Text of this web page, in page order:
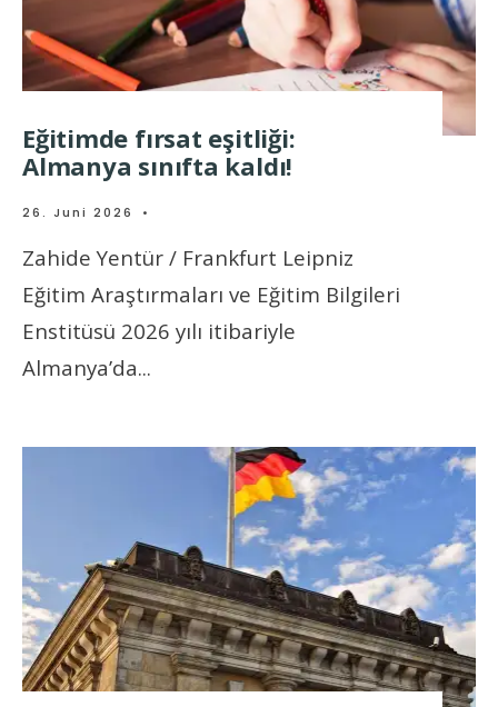
Eğitimde fırsat eşitliği:
Almanya sınıfta kaldı!
26. Juni 2026 •
Zahide Yentür / Frankfurt Leipniz
Eğitim Araştırmaları ve Eğitim Bilgileri
Enstitüsü 2026 yılı itibariyle
Almanya’da...